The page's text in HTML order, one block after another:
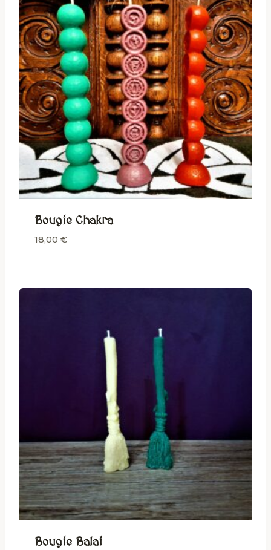
Bougie Chakra
18,00 €
Bougie Balai